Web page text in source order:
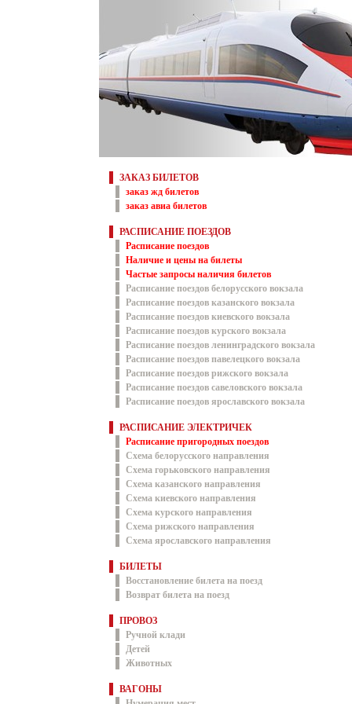
ЗАКАЗ БИЛЕТОВ
заказ жд билетов
заказ авиа билетов
РАСПИСАНИЕ ПОЕЗДОВ
Расписание поездов
Наличие и цены на билеты
Частые запросы наличия билетов
Расписание поездов белорусского вокзала
Расписание поездов казанского вокзала
Расписание поездов киевского вокзала
Расписание поездов курского вокзала
Расписание поездов ленинградского вокзала
Расписание поездов павелецкого вокзала
Расписание поездов рижского вокзала
Расписание поездов савеловского вокзала
Расписание поездов ярославского вокзала
РАСПИСАНИЕ ЭЛЕКТРИЧЕК
Расписание пригородных поездов
Схема белорусского направления
Схема горьковского направления
Схема казанского направления
Схема киевского направления
Схема курского направления
Схема рижского направления
Схема ярославского направления
БИЛЕТЫ
Восстановление билета на поезд
Возврат билета на поезд
ПРОВОЗ
Ручной клади
Детей
Животных
ВАГОНЫ